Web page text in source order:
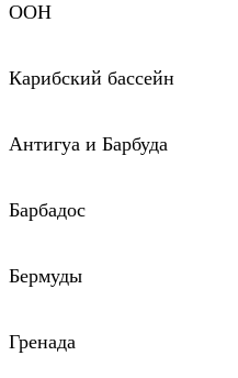
ООН
Карибский бассейн
Антигуа и Барбуда
Барбадос
Бермуды
Гренада